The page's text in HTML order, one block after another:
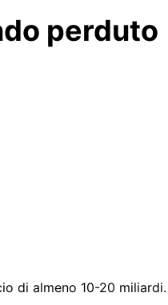
perduto
di almeno 10-20 miliardi.